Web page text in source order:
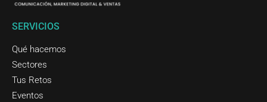
SERVICIOS
Qué hacemos
Sectores
Tus Retos
Eventos